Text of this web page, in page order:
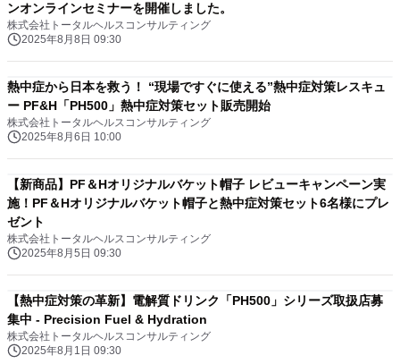
ンオンラインセミナーを開催しました。
株式会社トータルヘルスコンサルティング
2025年8月8日 09:30
熱中症から日本を救う！ “現場ですぐに使える”熱中症対策レスキュ
ー PF&H「PH500」熱中症対策セット販売開始
株式会社トータルヘルスコンサルティング
2025年8月6日 10:00
【新商品】PF＆Hオリジナルバケット帽子 レビューキャンペーン実
施！PF＆Hオリジナルバケット帽子と熱中症対策セット6名様にプレ
ゼント
株式会社トータルヘルスコンサルティング
2025年8月5日 09:30
【熱中症対策の革新】電解質ドリンク「PH500」シリーズ取扱店募
集中 - Precision Fuel & Hydration
株式会社トータルヘルスコンサルティング
2025年8月1日 09:30